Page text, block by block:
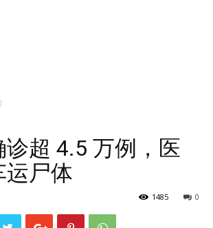
超 4.5 万例，医
运尸体
0
1485